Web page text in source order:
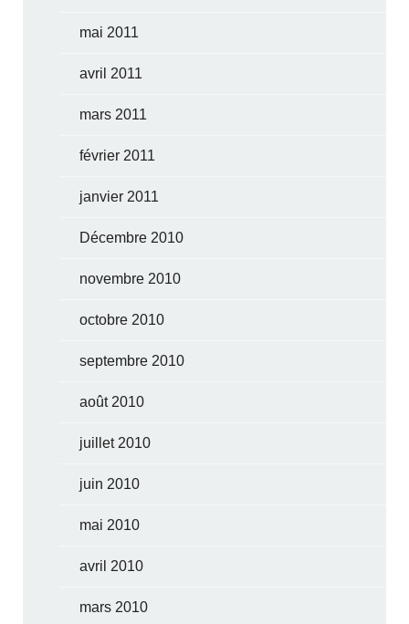
mai 2011
avril 2011
mars 2011
février 2011
janvier 2011
Décembre 2010
novembre 2010
octobre 2010
septembre 2010
août 2010
juillet 2010
juin 2010
mai 2010
avril 2010
mars 2010